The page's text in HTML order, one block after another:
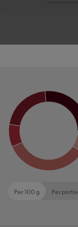
Per 100 g Per portie